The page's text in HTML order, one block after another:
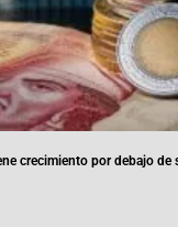
crecimiento por debajo de